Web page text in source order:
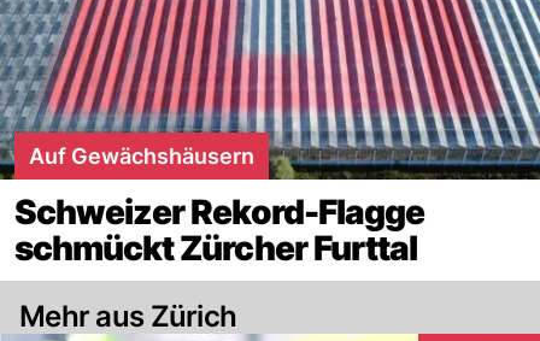
Auf Gewächshäusern
Schweizer Rekord-Flagge
schmückt Zürcher Furttal
Mehr aus Zürich